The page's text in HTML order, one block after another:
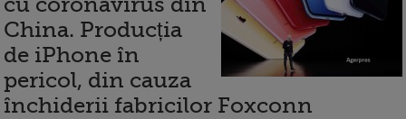
China. Producția
de iPhone în
pericol, din cauza
închiderii fabricilor Foxconn